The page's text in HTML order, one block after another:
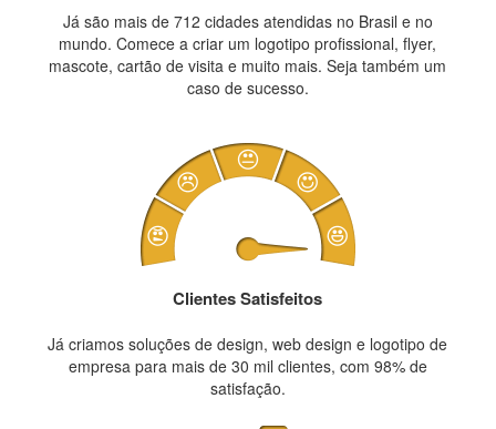
Já são mais de 712 cidades atendidas no Brasil e no
mundo. Comece a criar um logotipo profissional, flyer,
mascote, cartão de visita e muito mais. Seja também um
caso de sucesso.
Clientes Satisfeitos
Já criamos soluções de design, web design e logotipo de
empresa para mais de 30 mil clientes, com 98% de
satisfação.